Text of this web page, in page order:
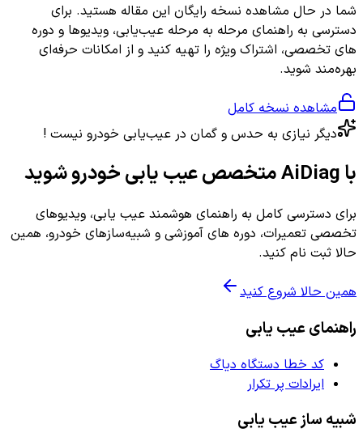
شما در حال مشاهده نسخه رایگان این مقاله هستید. برای
دسترسی به راهنمای مرحله به مرحله عیب‌یابی، ویدیوها و دوره
های تخصصی، اشتراک ویژه را تهیه کنید و از امکانات حرفه‌ای
بهره‌مند شوید.
مشاهده نسخه کامل
دیگر نیازی به حدس و گمان در عیب‌یابی خودرو نیست !
با AiDiag متخصص عیب یابی خودرو شوید
برای دسترسی کامل به راهنمای هوشمند عیب یابی، ویدیوهای
تخصصی تعمیرات، دوره های آموزشی و شبیه‌سازهای خودرو، همین
حالا ثبت نام کنید.
همین حالا شروع کنید
راهنمای عیب یابی
کد خطا دستگاه دیاگ
ایرادات پر تکرار
شبیه ساز عیب یابی